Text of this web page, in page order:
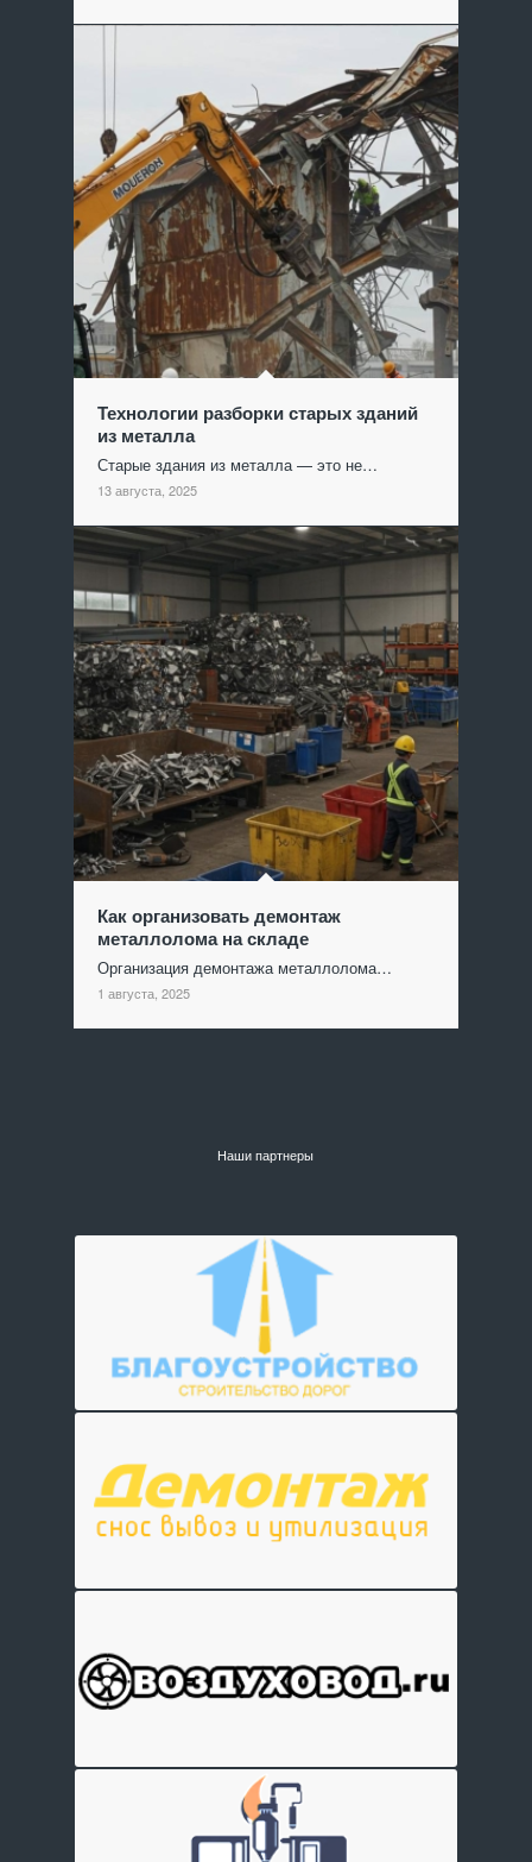
Технологии разборки старых зданий
из металла
Старые здания из металла — это не…
13 августа, 2025
Как организовать демонтаж
металлолома на складе
Организация демонтажа металлолома…
1 августа, 2025
Наши партнеры